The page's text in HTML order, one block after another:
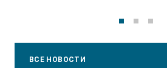
ВСЕ НОВОСТИ